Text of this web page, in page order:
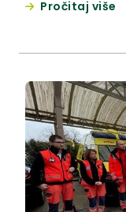
Pročitaj više